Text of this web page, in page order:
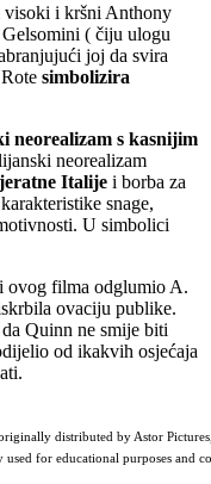
visoki i kršni Anthony
( čiju ulogu
joj da svira
simbolizira
neorealizam s kasnijim
neorealizam
Italije i borba za
snage,
U simbolici
ovog filma odglumio A.
ovaciju publike.
Quinn ne smije biti
od ikakvih osjećaja
distributed by Astor
for educational purposes and